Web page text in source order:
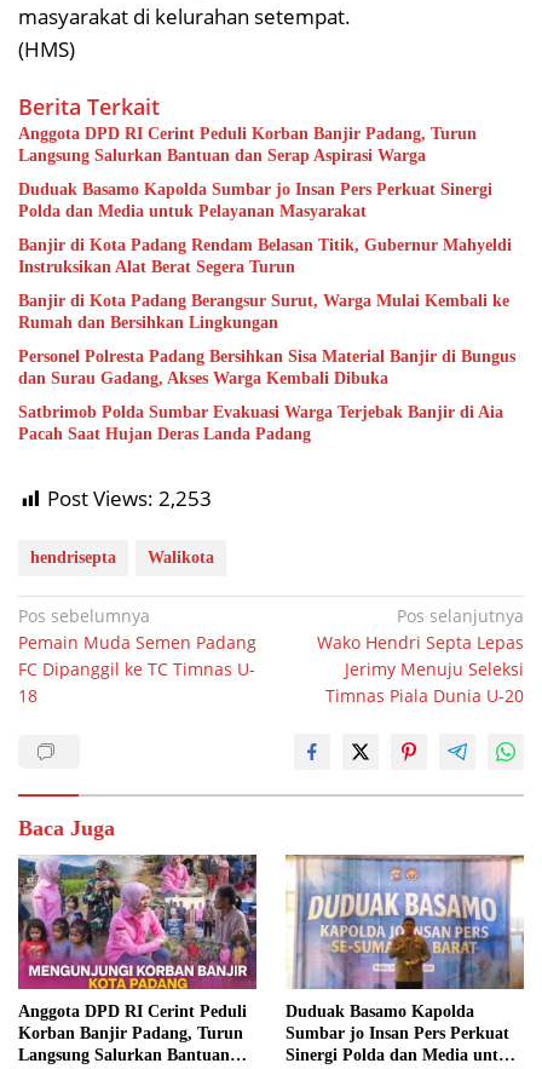
masyarakat di kelurahan setempat.
(HMS)
Berita Terkait
Anggota DPD RI Cerint Peduli Korban Banjir Padang, Turun
Langsung Salurkan Bantuan dan Serap Aspirasi Warga
Duduak Basamo Kapolda Sumbar jo Insan Pers Perkuat Sinergi
Polda dan Media untuk Pelayanan Masyarakat
Banjir di Kota Padang Rendam Belasan Titik, Gubernur Mahyeldi
Instruksikan Alat Berat Segera Turun
Banjir di Kota Padang Berangsur Surut, Warga Mulai Kembali ke
Rumah dan Bersihkan Lingkungan
Personel Polresta Padang Bersihkan Sisa Material Banjir di Bungus
dan Surau Gadang, Akses Warga Kembali Dibuka
Satbrimob Polda Sumbar Evakuasi Warga Terjebak Banjir di Aia
Pacah Saat Hujan Deras Landa Padang
Post Views: 2,253
hendrisepta Walikota
Navigasi
pos
Pos sebelumnya
Pemain Muda Semen Padang
FC Dipanggil ke TC Timnas U-
18
Pos selanjutnya
Wako Hendri Septa Lepas
Jerimy Menuju Seleksi
Timnas Piala Dunia U-20
Baca Juga
Anggota DPD RI Cerint Peduli
Korban Banjir Padang, Turun
Langsung Salurkan Bantuan
Duduak Basamo Kapolda
Sumbar jo Insan Pers Perkuat
Sinergi Polda dan Media untuk